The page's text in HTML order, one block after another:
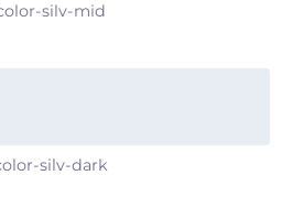
silv-mid
silv-dark